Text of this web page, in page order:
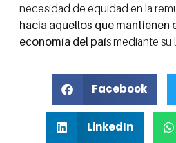
necesidad de equidad en la
hacia aquellos que mantienen
economía del país mediante su
Facebook
LinkedIn